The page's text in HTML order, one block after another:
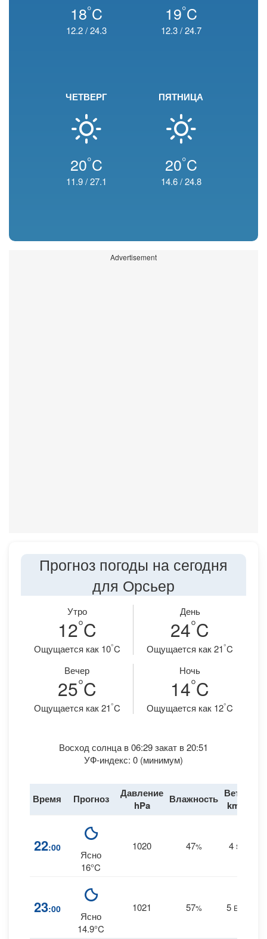
18°C
12.2/24.3
19°C
12.3/24.7
ЧЕТВЕРГ
20°C
11.9/27.1
ПЯТНИЦА
20°C
14.6/24.8
Advertisement
Прогноз погоды на сегодня
для Орсьер
Утро
12°C
Ощущается как 10°C
День
24°C
Ощущается как 21°C
Вечер
25°C
Ощущается как 21°C
Ночь
14°C
Ощущается как 12°C
Восход солнца в 06:29 закат в 20:51
УФ-индекс: 0 (минимум)
Время Прогноз
Давление
hPa
Влажность Ветер
km/h
22:00
Ясно
16°C
1020 47% 4 SE
23:00
Ясно
14.9°C
1021 57% 5 ESE